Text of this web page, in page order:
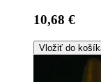
10,68 €
Vložiť do